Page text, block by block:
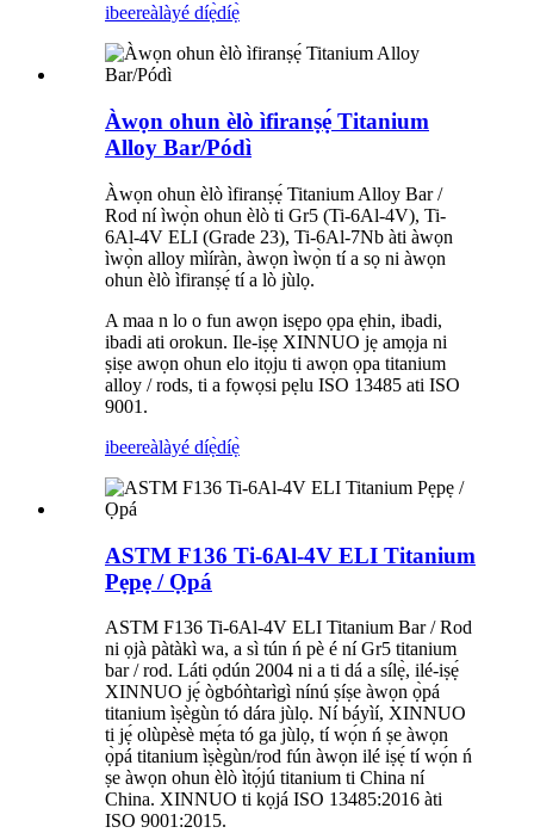
ibeereàlàyé díẹ̀díẹ̀
Àwọn ohun èlò ìfiranṣẹ́ Titanium
Alloy Bar/Pódì
Àwọn ohun èlò ìfiranṣẹ́ Titanium Alloy Bar /
Rod ní ìwọ̀n ohun èlò ti Gr5 (Ti-6Al-4V), Ti-
6Al-4V ELI (Grade 23), Ti-6Al-7Nb àti àwọn
ìwọ̀n alloy mìíràn, àwọn ìwọ̀n tí a sọ ni àwọn
ohun èlò ìfiranṣẹ́ tí a lò jùlọ.
A maa n lo o fun awọn isẹpo ọpa ẹhin, ibadi,
ibadi ati orokun. Ile-iṣẹ XINNUO jẹ amọja ni
ṣiṣe awọn ohun elo itọju ti awọn ọpa titanium
alloy / rods, ti a fọwọsi pẹlu ISO 13485 ati ISO
9001.
ibeereàlàyé díẹ̀díẹ̀
ASTM F136 Ti-6Al-4V ELI Titanium
Pẹpẹ / Ọpá
ASTM F136 Ti-6Al-4V ELI Titanium Bar / Rod
ni ọjà pàtàkì wa, a sì tún ń pè é ní Gr5 titanium
bar / rod. Láti ọdún 2004 ni a ti dá a sílẹ̀, ilé-iṣẹ́
XINNUO jẹ́ ògbóǹtarìgì nínú ṣíṣe àwọn ọ̀pá
titanium ìṣègùn tó dára jùlọ. Ní báyìí, XINNUO
ti jẹ́ olùpèsè mẹ́ta tó ga jùlọ, tí wọ́n ń ṣe àwọn
ọ̀pá titanium ìṣègùn/rod fún àwọn ilé iṣẹ́ tí wọ́n ń
ṣe àwọn ohun èlò ìtọ́jú titanium ti China ní
China. XINNUO ti kọjá ISO 13485:2016 àti
ISO 9001:2015.